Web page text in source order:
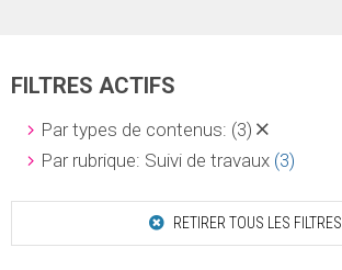
FILTRES ACTIFS
Par types de contenus: (3)
Par rubrique: Suivi de travaux (3)
RETIRER TOUS LES FILTRES